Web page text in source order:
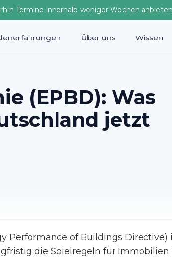
Termine innerhalb weniger Wochen
Über uns Wissen
(EPBD): Was
jetzt
Performance of Buildings Directive)
die Spielregeln für Immobilien